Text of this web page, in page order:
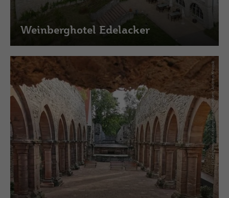
Weinberghotel Edelacker
(c) Kloster und Kaiserpfalz Memleben, Andrea Knopik